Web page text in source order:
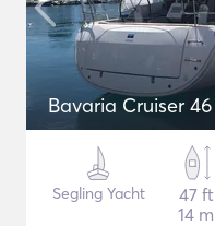
Bavaria Cruiser 46
Segling Yacht
47 ft
14 m